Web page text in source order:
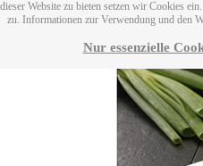
Website zu bieten setzen wir Cookies
zu. Informationen zur Verwendung und den
Nur essenzielle